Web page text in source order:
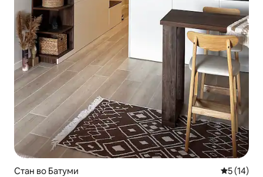
Стан во Батуми Просечна
5 (14)